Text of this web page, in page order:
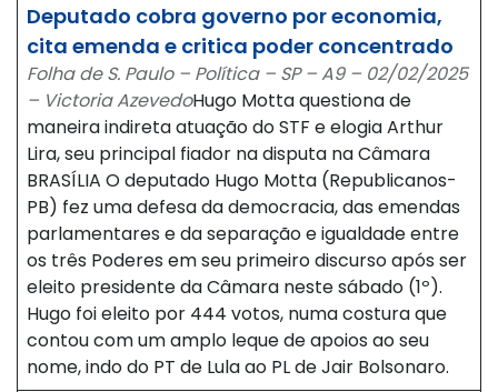
Deputado cobra governo por economia,
cita emenda e critica poder concentrado
Folha de S. Paulo – Política – SP – A9 – 02/02/2025
– Victoria AzevedoHugo Motta questiona de
maneira indireta atuação do STF e elogia Arthur
Lira, seu principal fiador na disputa na Câmara
BRASÍLIA O deputado Hugo Motta (Republicanos-
PB) fez uma defesa da democracia, das emendas
parlamentares e da separação e igualdade entre
os três Poderes em seu primeiro discurso após ser
eleito presidente da Câmara neste sábado (1º).
Hugo foi eleito por 444 votos, numa costura que
contou com um amplo leque de apoios ao seu
nome, indo do PT de Lula ao PL de Jair Bolsonaro.